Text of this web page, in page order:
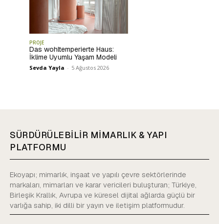
PROJE
Das wohltemperierte Haus:
İklime Uyumlu Yaşam Modeli
Sevda Yayla - 5 Ağustos 2026
SÜRDÜRÜLEBİLİR MİMARLIK & YAPI
PLATFORMU
Ekoyapı; mimarlık, inşaat ve yapılı çevre sektörlerinde
markaları, mimarları ve karar vericileri buluşturan; Türkiye,
Birleşik Krallık, Avrupa ve küresel dijital ağlarda güçlü bir
varlığa sahip, iki dilli bir yayın ve iletişim platformudur.